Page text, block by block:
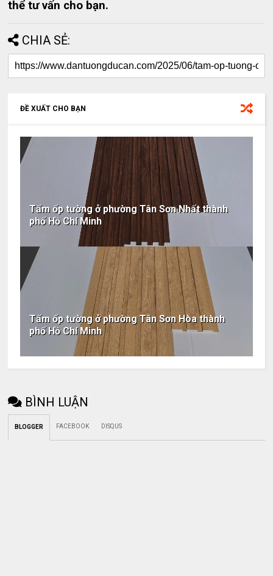
thể tư vấn cho bạn.
CHIA SẺ:
ĐỀ XUẤT CHO BẠN
Tấm ốp tường ở phường Tân Sơn Nhất thành
phố Hồ Chí Minh
Tấm ốp tường ở phường Tân Sơn Hòa thành
phố Hồ Chí Minh
BÌNH LUẬN
BLOGGER FACEBOOK DISQUS